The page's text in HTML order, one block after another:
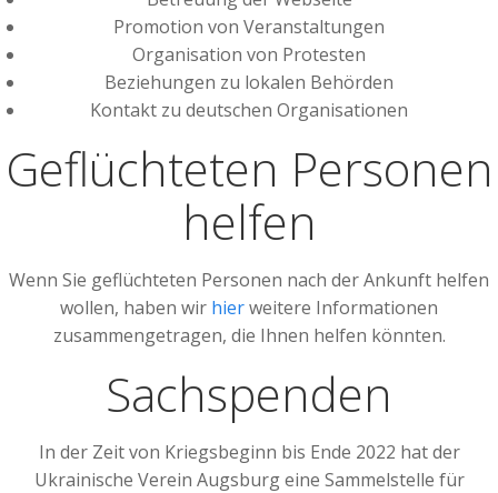
Promotion von Veranstaltungen
Organisation von Protesten
Beziehungen zu lokalen Behörden
Kontakt zu deutschen Organisationen
Geflüchteten Personen
helfen
Wenn Sie geflüchteten Personen nach der Ankunft helfen
wollen, haben wir hierweitere Informationen
zusammengetragen, die Ihnen helfen könnten.
Sachspenden
In der Zeit von Kriegsbeginn bis Ende 2022 hat der
Ukrainische Verein Augsburg eine Sammelstelle für